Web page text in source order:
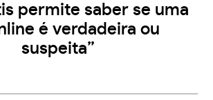
permite saber se uma
é verdadeira ou
suspeita”